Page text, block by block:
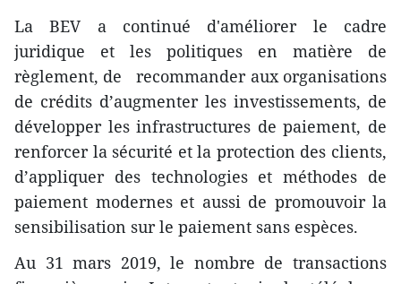
La BEV a continué d'améliorer le cadre
juridique et les politiques en matière de
règlement, de recommander aux organisations
de crédits d’augmenter les investissements, de
développer les infrastructures de paiement, de
renforcer la sécurité et la protection des clients,
d’appliquer des technologies et méthodes de
paiement modernes et aussi de promouvoir la
sensibilisation sur le paiement sans espèces.
Au 31 mars 2019, le nombre de transactions